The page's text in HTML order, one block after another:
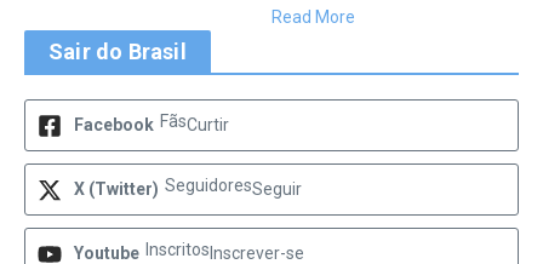
Read More
Sair do Brasil
Facebook FãsCurtir
X (Twitter) SeguidoresSeguir
Youtube Inscritos Inscrever-se